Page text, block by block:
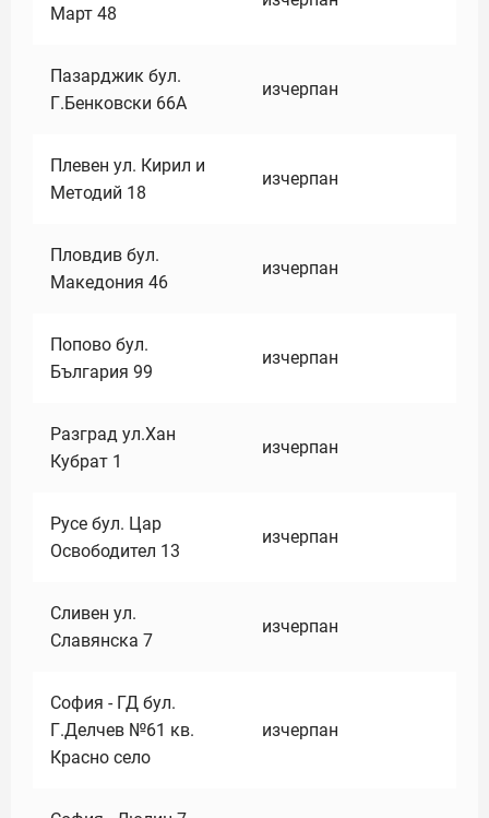
Март 48
Пазарджик бул.
Г.Бенковски 66А
изчерпан
Плевен ул. Кирил и
Методий 18
изчерпан
Пловдив бул.
Македония 46
изчерпан
Попово бул.
България 99
изчерпан
Разград ул.Хан
Кубрат 1
изчерпан
Русе бул. Цар
Освободител 13
изчерпан
Сливен ул.
Славянска 7
изчерпан
София - ГД бул.
Г.Делчев №61 кв.
Красно село
изчерпан